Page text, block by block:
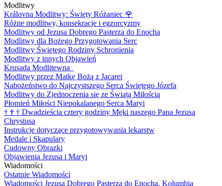
Modlitwy
Královna Modlitwy: Święty Różaniec 🌹
Różne modlitwy, konsekracje i egzorcyzmy
Modlitwy od Jezusa Dobrego Pasterza do Enocha
Modlitwy dla Bożego Przygotowania Serc
Modlitwy Świętego Rodziny Schronienia
Modlitwy z innych Objawień
Krusada Modlitewna
Modlitwy przez Matkę Bożą z Jacarei
Nabożeństwo do Najczystszego Serca Świętego Józefa
Modlitwy do Zjednoczenia się ze Świątą Miłością
Płomień Miłości Niepokalanego Serca Maryi
† † † Dwadzieścia cztery godziny Męki naszego Pana Jezusa
Chrystusa
Instrukcje dotyczące przygotowywania lekarstw
Medale i Skapulary
Cudowny Obrazki
Objawienia Jezusa i Maryi
Wiadomości
Ostatnie Wiadomości
Wiadomości Jezusa Dobrego Pasterza do Enocha, Kolumbia